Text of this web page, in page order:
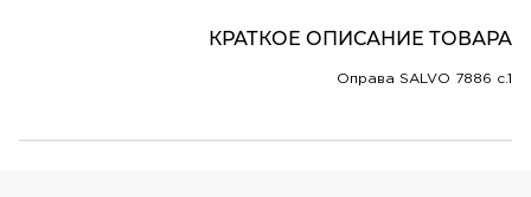
КРАТКОЕ ОПИСАНИЕ ТОВАРА
Оправа SALVO 7886 c.1